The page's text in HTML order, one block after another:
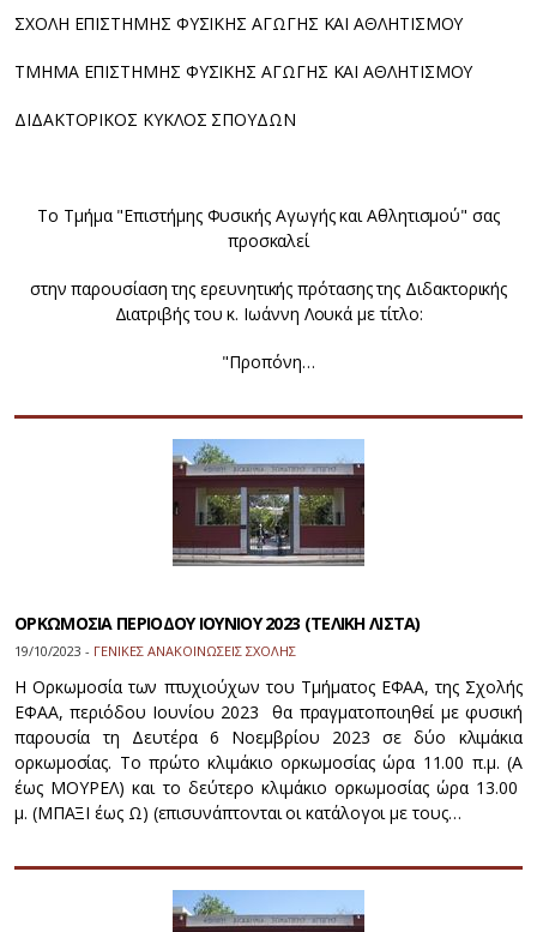
ΣΧΟΛΗ ΕΠΙΣΤΗΜΗΣ ΦΥΣΙΚΗΣ ΑΓΩΓΗΣ ΚΑΙ ΑΘΛΗΤΙΣΜΟΥ
ΤΜΗΜΑ ΕΠΙΣΤΗΜΗΣ ΦΥΣΙΚΗΣ ΑΓΩΓΗΣ ΚΑΙ ΑΘΛΗΤΙΣΜΟΥ
ΔΙΔΑΚΤΟΡΙΚΟΣ ΚΥΚΛΟΣ ΣΠΟΥΔΩΝ
Το Τμήμα "Επιστήμης Φυσικής Αγωγής και Αθλητισμού" σας
προσκαλεί
στην παρουσίαση της ερευνητικής πρότασης της Διδακτορικής
Διατριβής του κ. Ιωάννη Λουκά με τίτλο:
"Προπόνη…
ΟΡΚΩΜΟΣΙΑ ΠΕΡΙΟΔΟΥ ΙΟΥΝΙΟΥ 2023 (ΤΕΛΙΚΗ ΛΙΣΤΑ)
19/10/2023 - ΓΕΝΙΚΕΣ ΑΝΑΚΟΙΝΩΣΕΙΣ ΣΧΟΛΗΣ
Η Ορκωμοσία των πτυχιούχων του Τμήματος ΕΦΑΑ, της Σχολής
ΕΦΑΑ, περιόδου Ιουνίου 2023 θα πραγματοποιηθεί με φυσική
παρουσία τη Δευτέρα 6 Νοεμβρίου 2023 σε δύο κλιμάκια
ορκωμοσίας. Το πρώτο κλιμάκιο ορκωμοσίας ώρα 11.00 π.μ. (Α
έως ΜΟΥΡΕΛ) και το δεύτερο κλιμάκιο ορκωμοσίας ώρα 13.00
μ. (ΜΠΑΞΙ έως Ω) (επισυνάπτονται οι κατάλογοι με τους…